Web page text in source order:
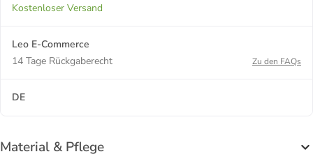
Kostenloser Versand
Leo E-Commerce
14 Tage Rückgaberecht
Zu den FAQs
DE
Material & Pflege